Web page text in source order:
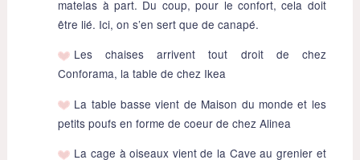
matelas à part. Du coup, pour le confort, cela doit
être lié. Ici, on s’en sert que de canapé.
Les chaises arrivent tout droit de chez
Conforama, la table de chez Ikea
La table basse vient de Maison du monde et les
petits poufs en forme de coeur de chez Alinea
La cage à oiseaux vient de la Cave au grenier et